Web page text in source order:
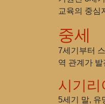
교육의 중심
중세
7세기부터
역 관계가
시기리
5세기 말, 유